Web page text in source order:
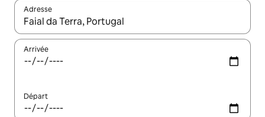
Adresse
Lorsque les résultats s'affichent, utilisez les flèches vers le
Arrivée
Départ